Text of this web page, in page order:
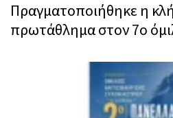
Πραγματοποιήθηκε η
πρωτάθλημα στον 7ο